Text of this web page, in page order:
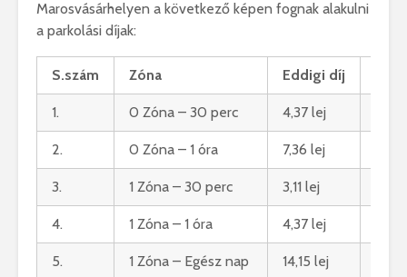
Marosvásárhelyen a következő képen fognak alakulni
a parkolási díjak:
S.szám Zóna Eddigi díj
1. 0 Zóna – 30 perc 4,37 lej
2. 0 Zóna – 1 óra 7,36 lej
3. 1 Zóna – 30 perc 3,11 lej
4. 1 Zóna – 1 óra 4,37 lej
5. 1 Zóna – Egész nap 14,15 lej